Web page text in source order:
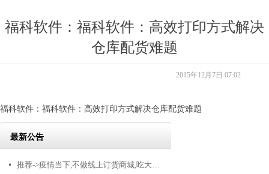
福科软件：福科软件：高效打印方式解决
仓库配货难题
福科软件：福科软件：高效打印方式解决仓库配货难题
2015年12月7日 07:02
最新公告
넷 推荐->疫情当下,不做线上订货商城,吃大亏!!!